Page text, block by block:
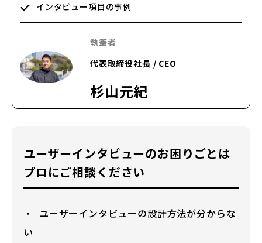
インタビュー項目の事例
執筆者
代表取締役社長 / CEO
杉山元紀
ユーザーインタビューのお困りごとは
プロにご相談ください
ユーザーインタビューの設計方法が分からな
い